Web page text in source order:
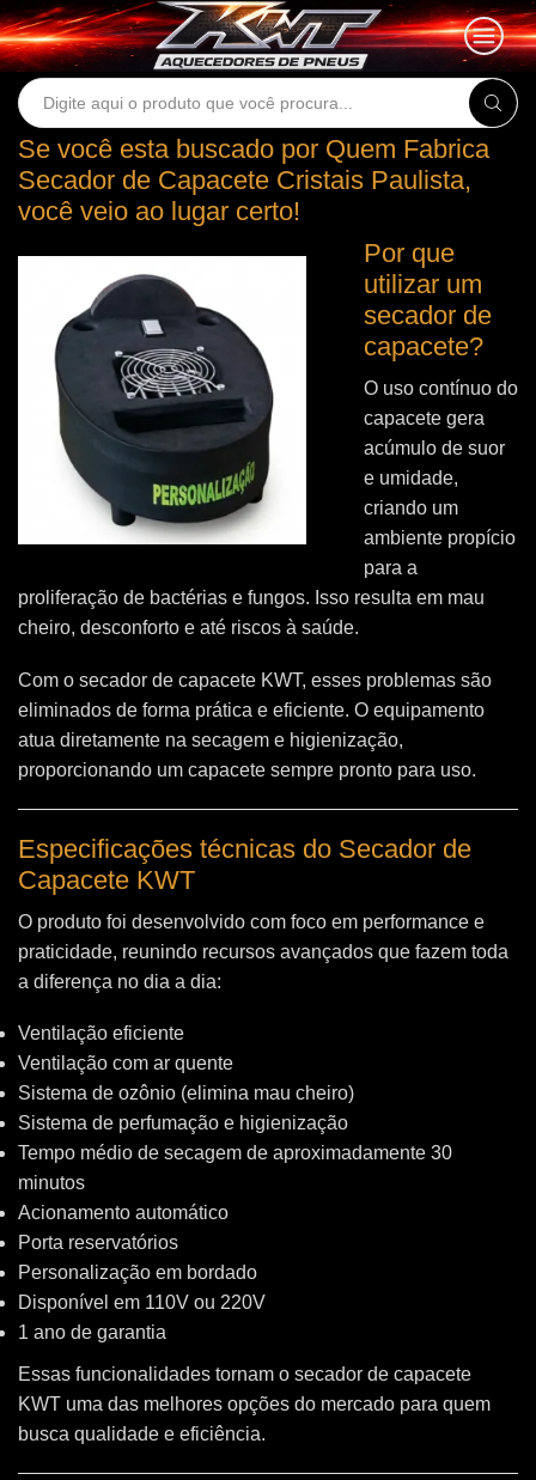
Search
Se você esta buscado por Quem Fabrica
Secador de Capacete Cristais Paulista,
você veio ao lugar certo!
Por que
utilizar um
secador de
capacete?
O uso contínuo do
capacete gera
acúmulo de suor
e umidade,
criando um
ambiente propício
para a
proliferação de bactérias e fungos. Isso resulta em mau
cheiro, desconforto e até riscos à saúde.
Com o secador de capacete KWT, esses problemas são
eliminados de forma prática e eficiente. O equipamento
atua diretamente na secagem e higienização,
proporcionando um capacete sempre pronto para uso.
Especificações técnicas do Secador de
Capacete KWT
O produto foi desenvolvido com foco em performance e
praticidade, reunindo recursos avançados que fazem toda
a diferença no dia a dia:
Ventilação eficiente
Ventilação com ar quente
Sistema de ozônio (elimina mau cheiro)
Sistema de perfumação e higienização
Tempo médio de secagem de aproximadamente 30
minutos
Acionamento automático
Porta reservatórios
Personalização em bordado
Disponível em 110V ou 220V
1 ano de garantia
Essas funcionalidades tornam o secador de capacete
KWT uma das melhores opções do mercado para quem
busca qualidade e eficiência.